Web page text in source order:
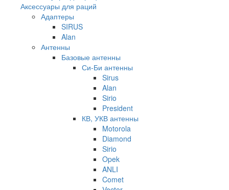
Аксессуары для раций
Адаптеры
SIRUS
Alan
Антенны
Базовые антенны
Си-Би антенны
Sirus
Alan
Sirio
President
КВ, УКВ антенны
Motorola
Diamond
Sirio
Opek
ANLI
Comet